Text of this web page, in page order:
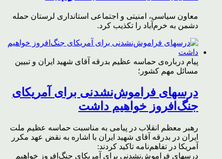
معاون سیاسی، امنیتی و اجتماعی استانداری لرستان حمله
دشمن به خرم‌آباد را تکذیب کرد.
پیام درباره‌ی حماسه عظیم بدرقه آقای شهید ایران و تبیین
مسائل مهم کشور؛
درسهای فراموش‌نشدنی برای آمریکای
جنگ‌افروز خواهیم داشت
رهبر معظم انقلاب در پیامی به مناسبت حماسه عظیم ملت
ایران در بدرقه آقای شهید ایران با اشاره به نقض عهد مکرر
آمریکا در تفاهم‌نامه تاکید کردند:
درسهای فراموش‌نشدنی برای آمریکای جنگ‌افروز خواهیم